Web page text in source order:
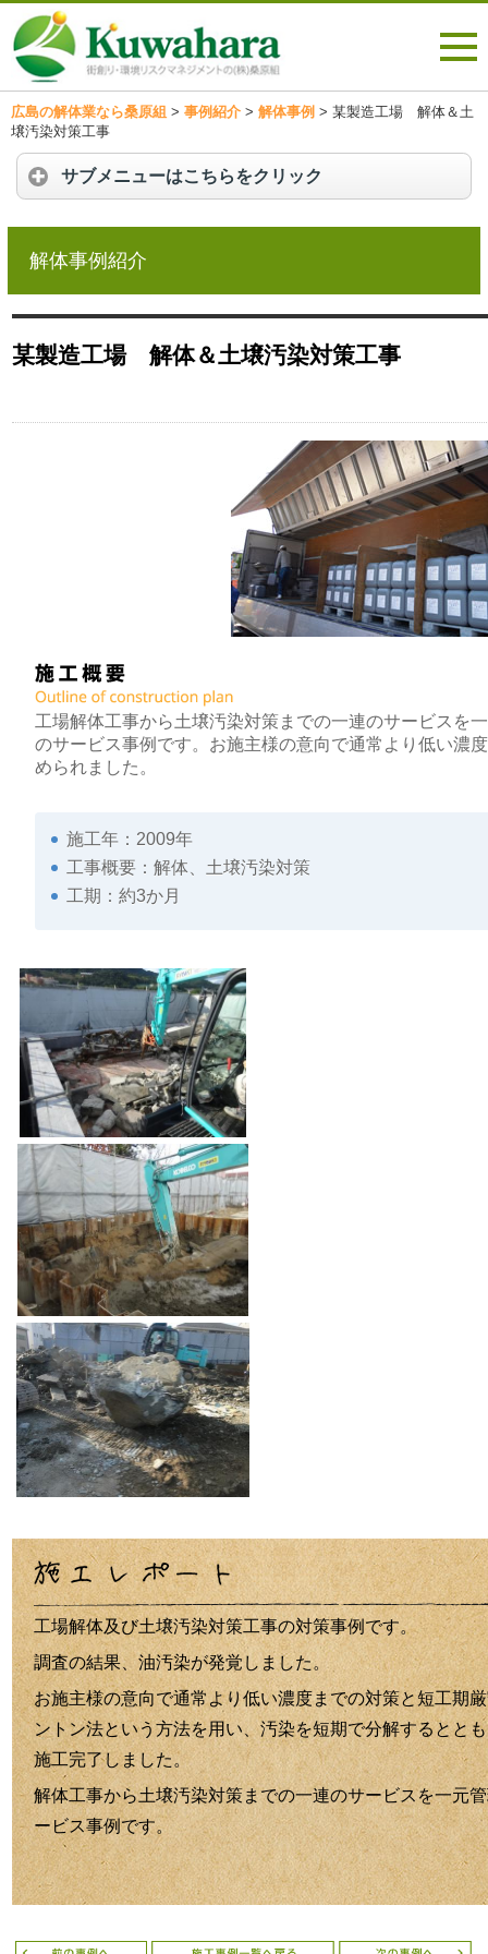
広島の解体業なら桑原組 > 事例紹介 > 解体事例 > 某製造工場 解体＆土
壌汚染対策工事
サブメニューはこちらをクリック
解体事例紹介
某製造工場 解体＆土壌汚染対策工事
工場解体工事から土壌汚染対策までの一連のサービスを
のサービス事例です。お施主様の意向で通常より低い濃
められました。
施工年：2009年
工事概要：解体、土壌汚染対策
工期：約3か月
工場解体及び土壌汚染対策工事の対策事例です。
調査の結果、油汚染が発覚しました。
お施主様の意向で通常より低い濃度までの対策と短工期
ントン法という方法を用い、汚染を短期で分解するとと
施工完了しました。
解体工事から土壌汚染対策までの一連のサービスを一元
ービス事例です。